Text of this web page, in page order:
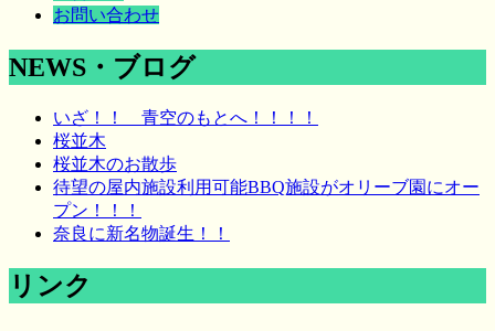
お問い合わせ
NEWS・ブログ
いざ！！ 青空のもとへ！！！！
桜並木
桜並木のお散歩
待望の屋内施設利用可能BBQ施設がオリーブ園にオー
プン！！！
奈良に新名物誕生！！
リンク